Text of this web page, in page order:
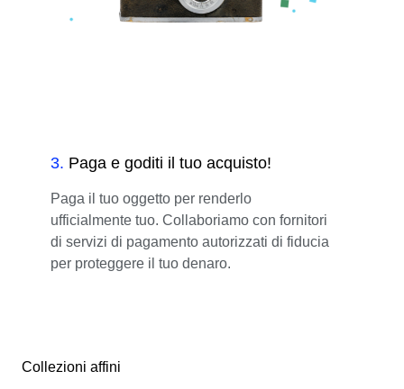
3. Paga e goditi il tuo acquisto!
Paga il tuo oggetto per renderlo
ufficialmente tuo. Collaboriamo con fornitori
di servizi di pagamento autorizzati di fiducia
per proteggere il tuo denaro.
Collezioni affini